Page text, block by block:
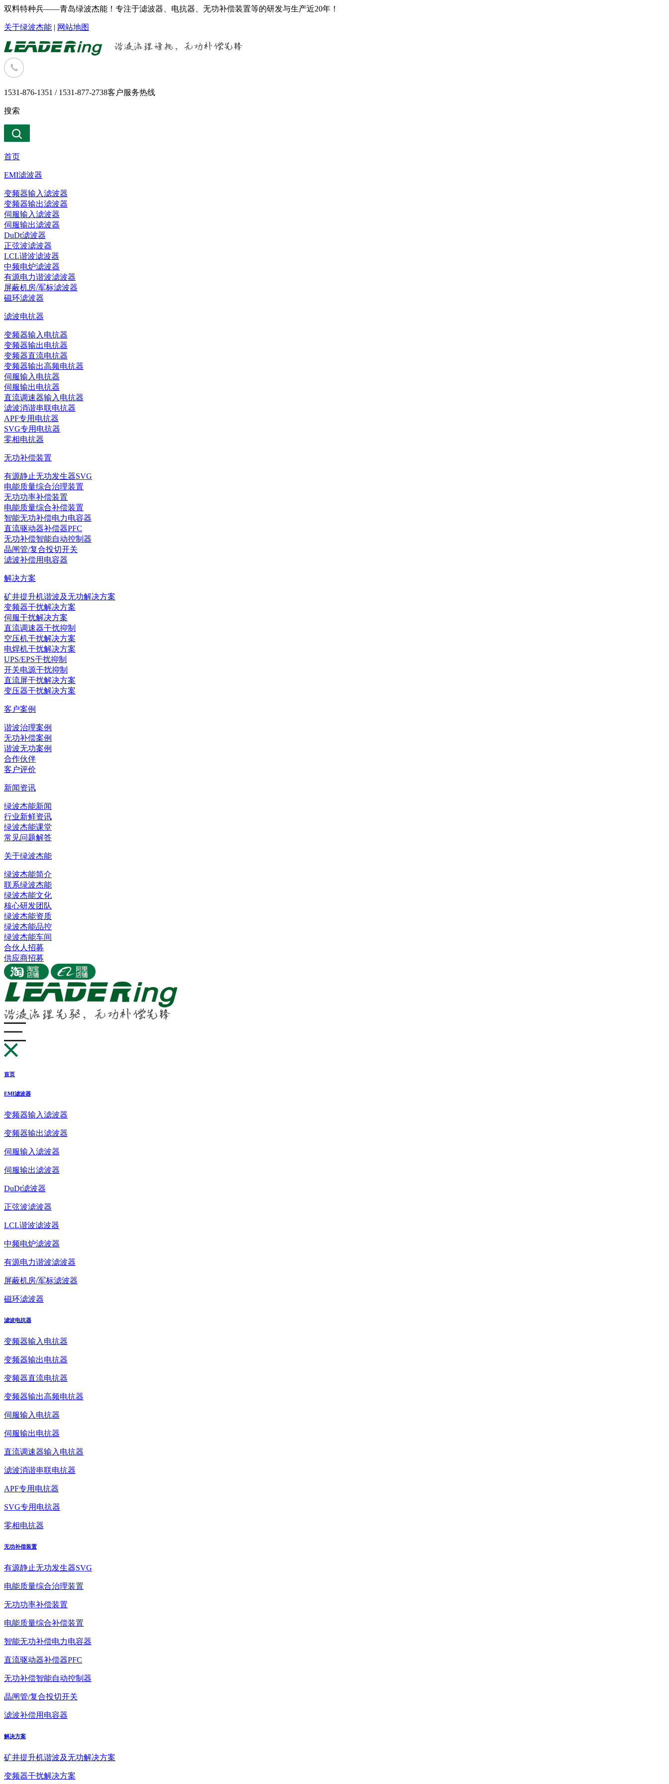
双料特种兵——青岛绿波杰能！专注于滤波器、电抗器、无功补偿装置等的研发与生产近20年！
关于绿波杰能 | 网站地图
1531-876-1351 / 1531-877-2738客户服务热线
搜索
首页
EMI滤波器
变频器输入滤波器
变频器输出滤波器
伺服输入滤波器
伺服输出滤波器
DuDt滤波器
正弦波滤波器
LCL谐波滤波器
中频电炉滤波器
有源电力谐波滤波器
屏蔽机房/军标滤波器
磁环滤波器
滤波电抗器
变频器输入电抗器
变频器输出电抗器
变频器直流电抗器
变频器输出高频电抗器
伺服输入电抗器
伺服输出电抗器
直流调速器输入电抗器
滤波消谐串联电抗器
APF专用电抗器
SVG专用电抗器
零相电抗器
无功补偿装置
有源静止无功发生器SVG
电能质量综合治理装置
无功功率补偿装置
电能质量综合补偿装置
智能无功补偿电力电容器
直流驱动器补偿器PFC
无功补偿智能自动控制器
晶闸管/复合投切开关
滤波补偿用电容器
解决方案
矿井提升机谐波及无功解决方案
变频器干扰解决方案
伺服干扰解决方案
直流调速器干扰抑制
空压机干扰解决方案
电焊机干扰解决方案
UPS/EPS干扰抑制
开关电源干扰抑制
直流屏干扰解决方案
变压器干扰解决方案
客户案例
谐波治理案例
无功补偿案例
谐波无功案例
合作伙伴
客户评价
新闻资讯
绿波杰能新闻
行业新鲜资讯
绿波杰能课堂
常见问题解答
关于绿波杰能
绿波杰能简介
联系绿波杰能
绿波杰能文化
核心研发团队
绿波杰能资质
绿波杰能品控
绿波杰能车间
合伙人招募
供应商招募
首页
EMI滤波器
变频器输入滤波器
变频器输出滤波器
伺服输入滤波器
伺服输出滤波器
DuDt滤波器
正弦波滤波器
LCL谐波滤波器
中频电炉滤波器
有源电力谐波滤波器
屏蔽机房/军标滤波器
磁环滤波器
滤波电抗器
变频器输入电抗器
变频器输出电抗器
变频器直流电抗器
变频器输出高频电抗器
伺服输入电抗器
伺服输出电抗器
直流调速器输入电抗器
滤波消谐串联电抗器
APF专用电抗器
SVG专用电抗器
零相电抗器
无功补偿装置
有源静止无功发生器SVG
电能质量综合治理装置
无功功率补偿装置
电能质量综合补偿装置
智能无功补偿电力电容器
直流驱动器补偿器PFC
无功补偿智能自动控制器
晶闸管/复合投切开关
滤波补偿用电容器
解决方案
矿井提升机谐波及无功解决方案
变频器干扰解决方案